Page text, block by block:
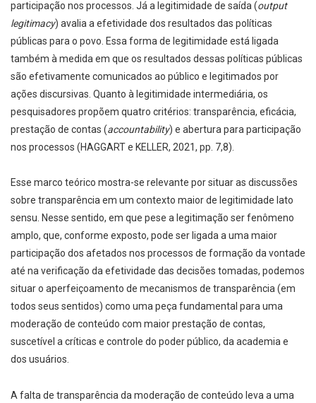
participação nos processos. Já a legitimidade de saída (output
legitimacy) avalia a efetividade dos resultados das políticas
públicas para o povo. Essa forma de legitimidade está ligada
também à medida em que os resultados dessas políticas públicas
são efetivamente comunicados ao público e legitimados por
ações discursivas. Quanto à legitimidade intermediária, os
pesquisadores propõem quatro critérios: transparência, eficácia,
prestação de contas (accountability) e abertura para participação
nos processos (HAGGART e KELLER, 2021, pp. 7,8).
Esse marco teórico mostra-se relevante por situar as discussões
sobre transparência em um contexto maior de legitimidade lato
sensu. Nesse sentido, em que pese a legitimação ser fenômeno
amplo, que, conforme exposto, pode ser ligada a uma maior
participação dos afetados nos processos de formação da vontade
até na verificação da efetividade das decisões tomadas, podemos
situar o aperfeiçoamento de mecanismos de transparência (em
todos seus sentidos) como uma peça fundamental para uma
moderação de conteúdo com maior prestação de contas,
suscetível a críticas e controle do poder público, da academia e
dos usuários.
A falta de transparência da moderação de conteúdo leva a uma